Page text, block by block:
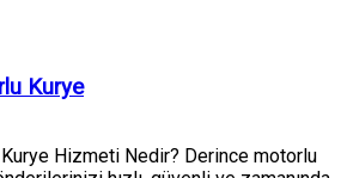
Kurye
Hizmeti Nedir? Derince motorlu